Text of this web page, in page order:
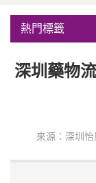
熱門標籤
深圳藥物
來源：深圳